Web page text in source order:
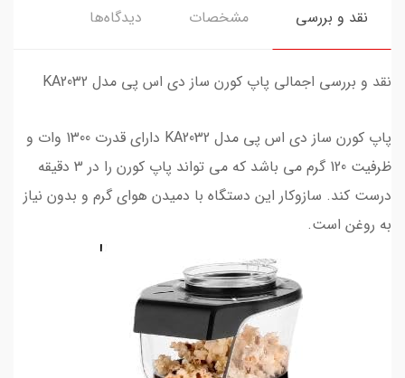
نقد و بررسی مشخصات دیدگاه‌ها
نقد و بررسی اجمالی پاپ کورن ساز دی اس پی مدل KA2032
پاپ کورن ساز دی اس پی مدل KA2032 دارای قدرت 1300 وات و
ظرفیت 120 گرم می باشد که می تواند پاپ کورن را در 3 دقیقه
درست کند. سازوکار این دستگاه با دمیدن هوای گرم و بدون نیاز
به روغن است.